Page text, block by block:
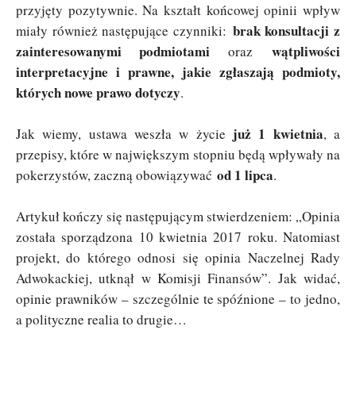
przyjęty pozytywnie. Na kształt końcowej opinii wpływ
miały również następujące czynniki: brak konsultacji z
zainteresowanymi podmiotami orazwątpliwości
interpretacyjne i prawne, jakie zgłaszają podmioty,
których nowe prawo dotyczy.
Jak wiemy, ustawa weszła w życie już 1 kwietnia, a
przepisy, które w największym stopniu będą wpływały na
pokerzystów, zaczną obowiązywać od 1 lipca.
Artykuł kończy się następującym stwierdzeniem: „Opinia
została sporządzona 10 kwietnia 2017 roku. Natomiast
projekt, do którego odnosi się opinia Naczelnej Rady
Adwokackiej, utknął w Komisji Finansów”. Jak widać,
opinie prawników – szczególnie te spóźnione – to jedno,
a polityczne realia to drugie…